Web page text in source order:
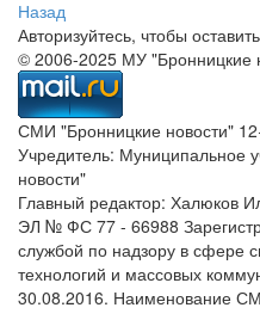
Назад
Авторизуйтесь, чтобы
© 2006-2025 МУ "Бронницкие
СМИ "Бронницкие новости"
Учредитель: Муниципальное
новости"
Главный редактор: Халюков
ЭЛ № ФС 77 - 66988
службой по надзору в сфере
технологий и массовых
30.08.2016. Наименование